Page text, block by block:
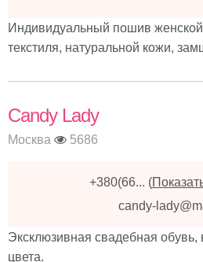
Индивидуальный пошив
текстиля, натуральной кожи,
Candy Lady
Москва 5686
+380(66... (
candy-
Эксклюзивная свадебная
цвета.